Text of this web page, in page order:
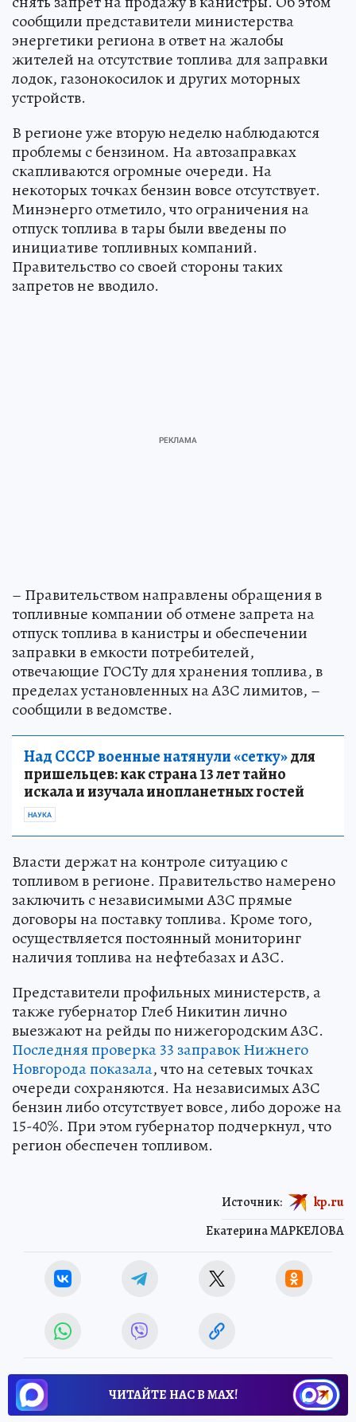
сообщили представители министерства
энергетики региона в ответ на жалобы
жителей на отсутствие топлива для заправки
лодок, газонокосилок и других моторных
устройств.
В регионе уже вторую неделю наблюдаются
проблемы с бензином. На автозаправках
скапливаются огромные очереди. На
некоторых точках бензин вовсе отсутствует.
Минэнерго отметило, что ограничения на
отпуск топлива в тары были введены по
инициативе топливных компаний.
Правительство со своей стороны таких
запретов не вводило.
– Правительством направлены обращения в
топливные компании об отмене запрета на
отпуск топлива в канистры и обеспечении
заправки в емкости потребителей,
отвечающие ГОСТу для хранения топлива, в
пределах установленных на АЗС лимитов, –
сообщили в ведомстве.
Над СССР военные натянули «сетку»для
пришельцев: как страна 13 лет тайно
искала и изучала инопланетных гостей
НАУКА
Власти держат на контроле ситуацию с
топливом в регионе. Правительство намерено
заключить с независимыми АЗС прямые
договоры на поставку топлива. Кроме того,
осуществляется постоянный мониторинг
наличия топлива на нефтебазах и АЗС.
Представители профильных министерств, а
также губернатор Глеб Никитин лично
выезжают на рейды по нижегородским АЗС.
Последняя проверка 33 заправок Нижнего
Новгорода показала, что на сетевых точках
очереди сохраняются. На независимых АЗС
бензин либо отсутствует вовсе, либо дороже на
15-40%. При этом губернатор подчеркнул, что
регион обеспечен топливом.
Екатерина МАРКЕЛОВА
Источник: kp.ru
ЧИТАЙТЕ НАС В МАХ!